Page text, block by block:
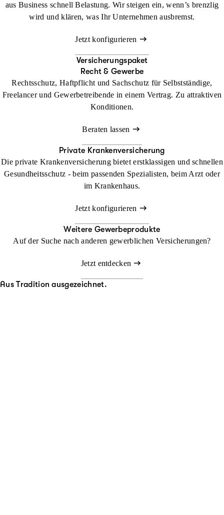
aus Business schnell Belastung. Wir steigen ein, wenn’s brenzlig
wird und klären, was Ihr Unternehmen ausbremst.
Jetzt konfigurieren
Versicherungspaket
Recht & Gewerbe
Rechtsschutz, Haftpflicht und Sachschutz für Selbstständige,
Freelancer und Gewerbetreibende in einem Vertrag. Zu attraktiven
Konditionen.
Beraten lassen
Private Krankenversicherung
Die private Krankenversicherung bietet erstklassigen und schnellen
Gesundheitsschutz - beim passenden Spezialisten, beim Arzt oder
im Krankenhaus.
Jetzt konfigurieren
Weitere Gewerbeprodukte
Auf der Suche nach anderen gewerblichen Versicherungen?
Jetzt entdecken
Aus Tradition ausgezeichnet.